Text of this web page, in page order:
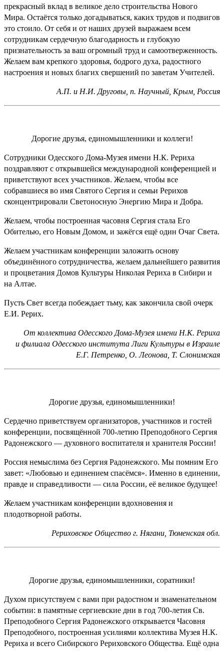
прекрасный вклад в великое дело строительства Нового
Мира. Остаётся только догадываться, каких трудов и подвигов
это стоило. От себя и от наших друзей выражаем всем
сотрудникам сердечную благодарность и глубокую
признательность за ваш огромный труд и самоотверженность.
Желаем вам крепкого здоровья, бодрого духа, радостного
настроения и новых благих свершений по заветам Учителей.
А.П. и Н.И. Друговы, п. Научный, Крым, Россия
Дорогие друзья, единомышленники и коллеги!
Сотрудники Одесского Дома-Музея имени Н.К. Рериха
поздравляют с открывшейся международной конференцией и
приветствуют всех участников. Желаем, чтобы все
собравшиеся во имя Святого Сергия и семьи Рерихов
сконцентрировали Светоносную Энергию Мира и Добра.
Желаем, чтобы построенная часовня Сергия стала Его
Обителью, его Новым Домом, и зажёгся ещё один Очаг Света.
Желаем участникам конференции заложить основу
объединённого сотрудничества, желаем дальнейшего развития
и процветания Домов Культуры Николая Рериха в Сибири и
на Алтае.
Пусть Свет всегда побеждает тьму, как закончила свой очерк
Е.И. Рерих.
От коллектива Одесского Дома-Музея имени Н.К. Рериха
и филиала Одесского института Лиги Культуры в Израиле
Е.Г. Петренко, О. Леонова, Т. Слонимская
Дорогие друзья, единомышленники!
Сердечно приветствуем организаторов, участников и гостей
конференции, посвящённой 700-летию Преподобного Сергия
Радонежского — духовного воспитателя и хранителя России!
Россия немыслима без Сергия Радонежского. Мы помним Его
завет: «Любовью и единением спасёмся». Именно в единении,
правде и справедливости — сила России, её великое будущее!
Желаем участникам конференции вдохновения и
плодотворной работы.
Рериховское Общество г. Нягани, Тюменская обл.
Дорогие друзья, единомышленники, соратники!
Духом присутствуем с вами при радостном и знаменательном
событии: в памятные сергиевские дни в год 700-летия Св.
Преподобного Сергия Радонежского открывается Часовня
Преподобного, построенная усилиями коллектива Музея Н.К.
Рериха и всего Сибирского Рериховского Общества. Ещё одна